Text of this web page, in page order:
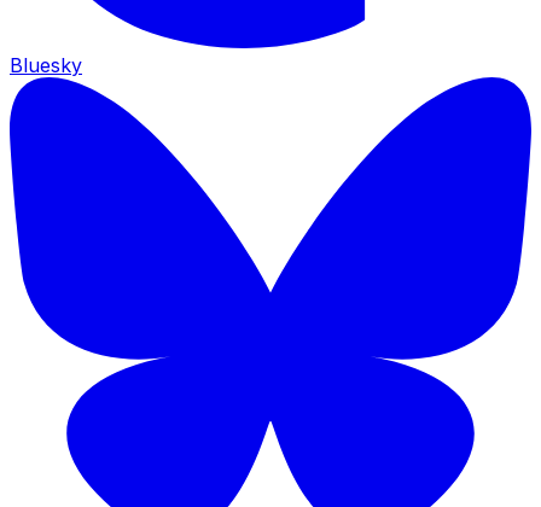
Bluesky